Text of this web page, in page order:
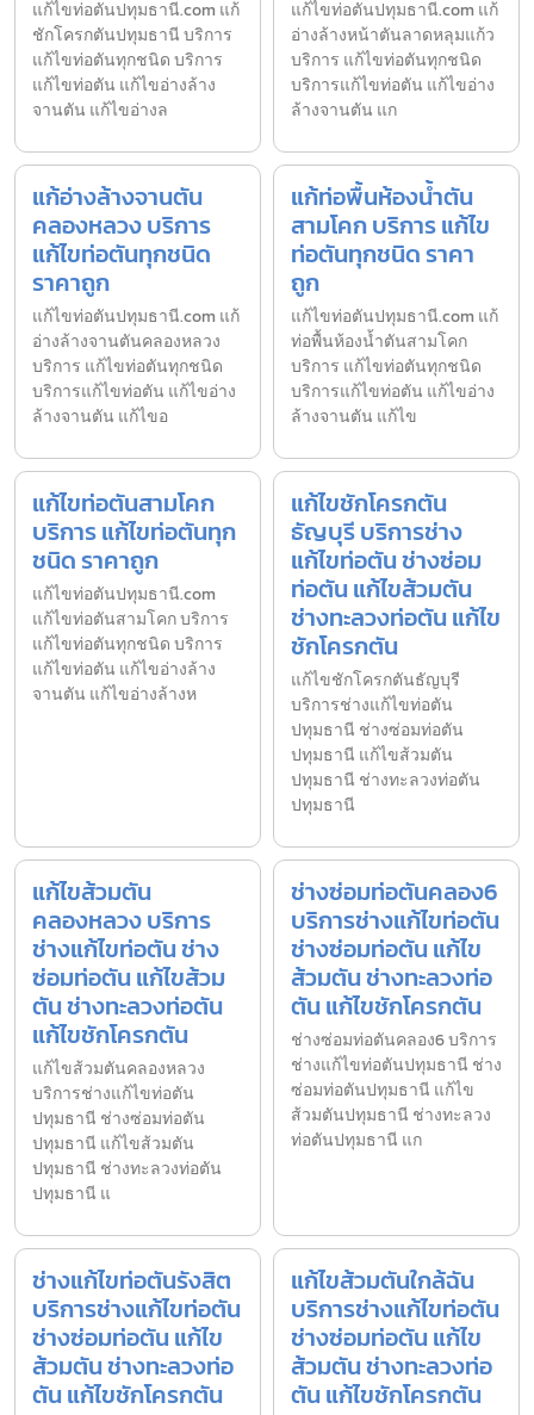
แก้ไขท่อตันปทุมธานี.com แก้
ชักโครกตันปทุมธานี บริการ
แก้ไขท่อตันทุกชนิด บริการ
แก้ไขท่อตัน แก้ไขอ่างล้าง
จานตัน แก้ไขอ่างล
แก้ไขท่อตันปทุมธานี.com แก้
อ่างล้างหน้าตันลาดหลุมแก้ว
บริการ แก้ไขท่อตันทุกชนิด
บริการแก้ไขท่อตัน แก้ไขอ่าง
ล้างจานตัน แก
แก้อ่างล้างจานตัน
คลองหลวง บริการ
แก้ไขท่อตันทุกชนิด
ราคาถูก
แก้ไขท่อตันปทุมธานี.com แก้
อ่างล้างจานตันคลองหลวง
บริการ แก้ไขท่อตันทุกชนิด
บริการแก้ไขท่อตัน แก้ไขอ่าง
ล้างจานตัน แก้ไขอ
แก้ท่อพื้นห้องน้ำตัน
สามโคก บริการ แก้ไข
ท่อตันทุกชนิด ราคา
ถูก
แก้ไขท่อตันปทุมธานี.com แก้
ท่อพื้นห้องน้ำตันสามโคก
บริการ แก้ไขท่อตันทุกชนิด
บริการแก้ไขท่อตัน แก้ไขอ่าง
ล้างจานตัน แก้ไข
แก้ไขท่อตันสามโคก
บริการ แก้ไขท่อตันทุก
ชนิด ราคาถูก
แก้ไขท่อตันปทุมธานี.com
แก้ไขท่อตันสามโคก บริการ
แก้ไขท่อตันทุกชนิด บริการ
แก้ไขท่อตัน แก้ไขอ่างล้าง
จานตัน แก้ไขอ่างล้างห
แก้ไขชักโครกตัน
ธัญบุรี บริการช่าง
แก้ไขท่อตัน ช่างซ่อม
ท่อตัน แก้ไขส้วมตัน
ช่างทะลวงท่อตัน แก้ไข
ชักโครกตัน
แก้ไขชักโครกตันธัญบุรี
บริการช่างแก้ไขท่อตัน
ปทุมธานี ช่างซ่อมท่อตัน
ปทุมธานี แก้ไขส้วมตัน
ปทุมธานี ช่างทะลวงท่อตัน
ปทุมธานี
แก้ไขส้วมตัน
คลองหลวง บริการ
ช่างแก้ไขท่อตัน ช่าง
ซ่อมท่อตัน แก้ไขส้วม
ตัน ช่างทะลวงท่อตัน
แก้ไขชักโครกตัน
แก้ไขส้วมตันคลองหลวง
บริการช่างแก้ไขท่อตัน
ปทุมธานี ช่างซ่อมท่อตัน
ปทุมธานี แก้ไขส้วมตัน
ปทุมธานี ช่างทะลวงท่อตัน
ปทุมธานี แ
ช่างซ่อมท่อตันคลอง6
บริการช่างแก้ไขท่อตัน
ช่างซ่อมท่อตัน แก้ไข
ส้วมตัน ช่างทะลวงท่อ
ตัน แก้ไขชักโครกตัน
ช่างซ่อมท่อตันคลอง6 บริการ
ช่างแก้ไขท่อตันปทุมธานี ช่าง
ซ่อมท่อตันปทุมธานี แก้ไข
ส้วมตันปทุมธานี ช่างทะลวง
ท่อตันปทุมธานี แก
ช่างแก้ไขท่อตันรังสิต
บริการช่างแก้ไขท่อตัน
ช่างซ่อมท่อตัน แก้ไข
ส้วมตัน ช่างทะลวงท่อ
ตัน แก้ไขชักโครกตัน
แก้ไขส้วมตันใกล้ฉัน
บริการช่างแก้ไขท่อตัน
ช่างซ่อมท่อตัน แก้ไข
ส้วมตัน ช่างทะลวงท่อ
ตัน แก้ไขชักโครกตัน